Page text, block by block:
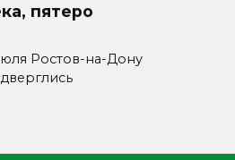
пятеро
Ростов-на-Дону